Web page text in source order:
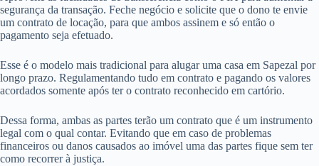
segurança da transação. Feche negócio e solicite que o dono te envie
um contrato de locação, para que ambos assinem e só então o
pagamento seja efetuado.
Esse é o modelo mais tradicional para alugar uma casa em Sapezal por
longo prazo. Regulamentando tudo em contrato e pagando os valores
acordados somente após ter o contrato reconhecido em cartório.
Dessa forma, ambas as partes terão um contrato que é um instrumento
legal com o qual contar. Evitando que em caso de problemas
financeiros ou danos causados ao imóvel uma das partes fique sem ter
como recorrer à justiça.